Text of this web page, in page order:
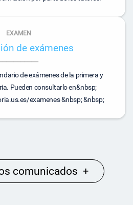
EXAMEN
de exámenes
de exámenes de la primera y
Pueden consultarlo en&nbsp;
https://geografiaehistoria.us.es/examenes &nbsp; &nbsp;
comunicados +